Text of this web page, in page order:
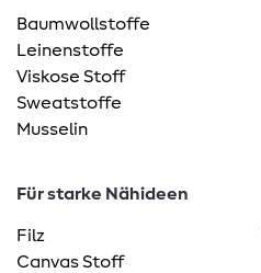
Baumwollstoffe
Leinenstoffe
Viskose Stoff
Sweatstoffe
Musselin
Für starke Nähideen
Filz
Canvas Stoff